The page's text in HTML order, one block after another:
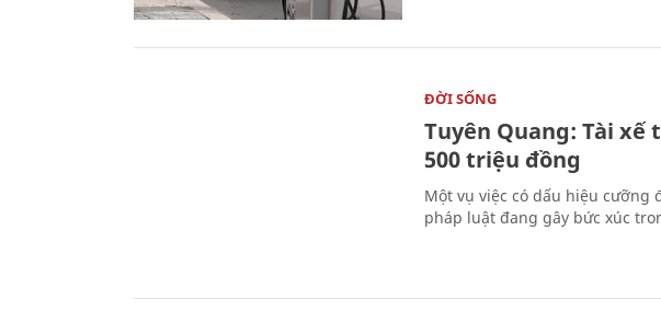
ĐỜI SỐNG
Tuyên Quang: Tài
500 triệu đồng
Một vụ việc có dấu hiệu
pháp luật đang gây bức xúc